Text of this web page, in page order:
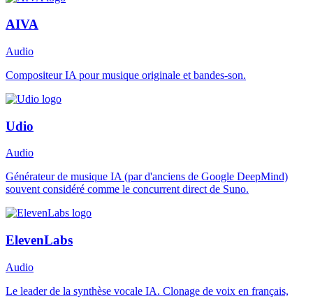
AIVA
Audio
Compositeur IA pour musique originale et bandes-son.
Udio
Audio
Générateur de musique IA (par d'anciens de Google DeepMind)
souvent considéré comme le concurrent direct de Suno.
ElevenLabs
Audio
Le leader de la synthèse vocale IA. Clonage de voix en français,